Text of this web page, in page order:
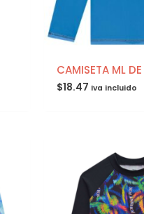
CAMISETA ML
$18.47 Iva incluido